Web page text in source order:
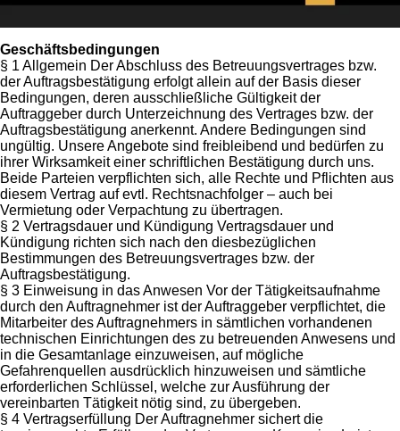
Geschäftsbedingungen
§ 1 Allgemein Der Abschluss des Betreuungsvertrages bzw.
der Auftragsbestätigung erfolgt allein auf der Basis dieser
Bedingungen, deren ausschließliche Gültigkeit der
Auftraggeber durch Unterzeichnung des Vertrages bzw. der
Auftragsbestätigung anerkennt. Andere Bedingungen sind
ungültig. Unsere Angebote sind freibleibend und bedürfen zu
ihrer Wirksamkeit einer schriftlichen Bestätigung durch uns.
Beide Parteien verpflichten sich, alle Rechte und Pflichten aus
diesem Vertrag auf evtl. Rechtsnachfolger – auch bei
Vermietung oder Verpachtung zu übertragen.
§ 2 Vertragsdauer und Kündigung Vertragsdauer und
Kündigung richten sich nach den diesbezüglichen
Bestimmungen des Betreuungsvertrages bzw. der
Auftragsbestätigung.
§ 3 Einweisung in das Anwesen Vor der Tätigkeitsaufnahme
durch den Auftragnehmer ist der Auftraggeber verpflichtet, die
Mitarbeiter des Auftragnehmers in sämtlichen vorhandenen
technischen Einrichtungen des zu betreuenden Anwesens und
in die Gesamtanlage einzuweisen, auf mögliche
Gefahrenquellen ausdrücklich hinzuweisen und sämtliche
erforderlichen Schlüssel, welche zur Ausführung der
vereinbarten Tätigkeit nötig sind, zu übergeben.
§ 4 Vertragserfüllung Der Auftragnehmer sichert die